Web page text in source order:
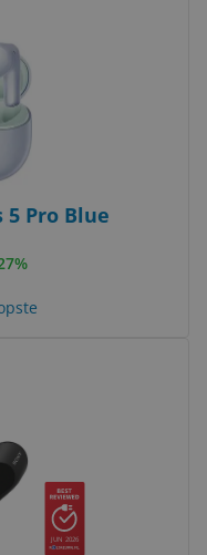
Pro Blue
JUN 2026